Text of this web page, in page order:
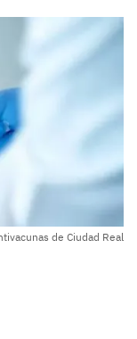
de Ciudad Real